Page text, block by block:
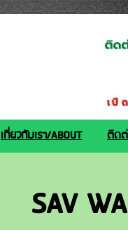
เกี่ยวกับเรา/ABOUT ติดต่
SAV